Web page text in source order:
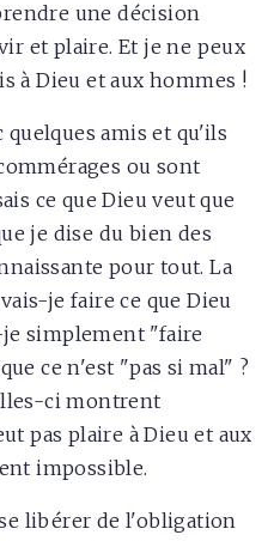
une décision
et plaire. Et je ne peux
à Dieu et aux hommes !
quelques amis et qu'ils
ou sont
ce que Dieu veut que
je dise du bien des
pour tout. La
je faire ce que Dieu
je simplement "faire
ce n'est "pas si mal" ?
ci montrent
pas plaire à Dieu et aux
impossible.
libérer de l'obligation